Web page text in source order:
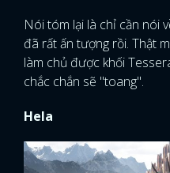
Nói tóm lại là chỉ cần nói
đã rất ấn tượng rồi. Thật
làm chủ được khối
chắc chắn sẽ "toang".
Hela